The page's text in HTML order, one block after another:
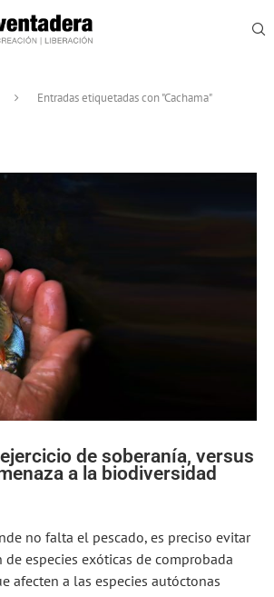
Entradas etiquetadas con "Cachama"
de soberanía, versus
a la biodiversidad
no falta el pescado, es preciso evitar
especies exóticas de comprobada
afecten a las especies autóctonas